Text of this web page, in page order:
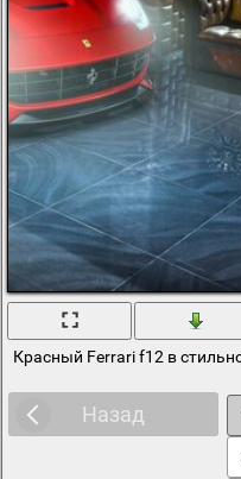
Красный Ferrari f12 в
Назад